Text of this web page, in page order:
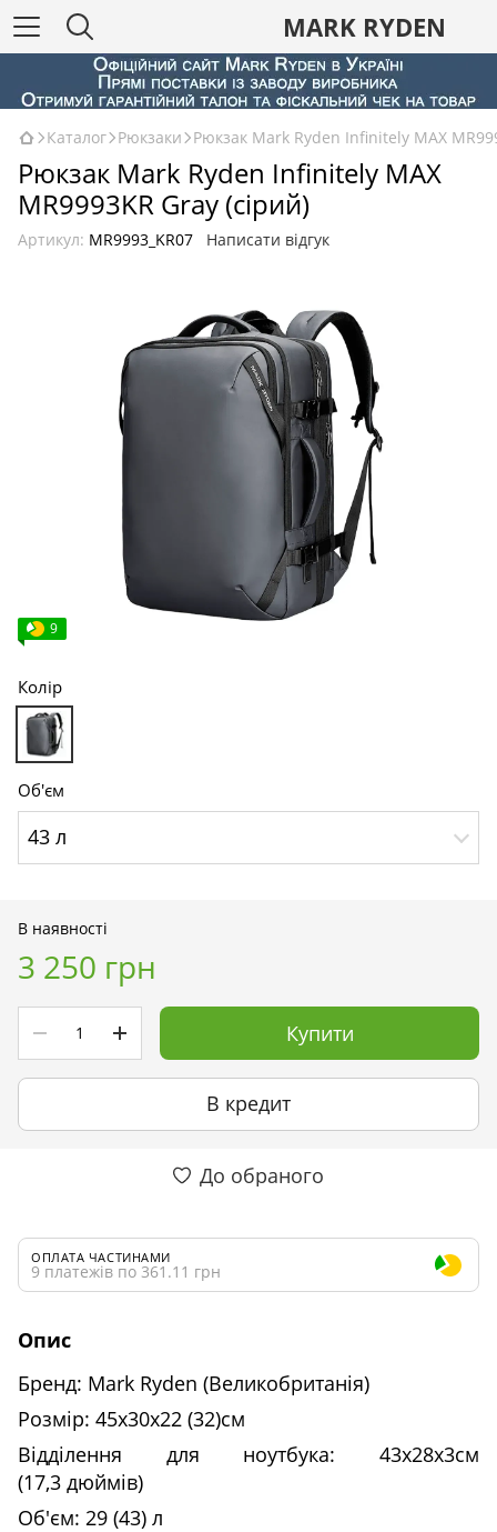
MARK RYDEN
Каталог Рюкзаки Рюкзак Mark Ryden Infinitely MAX
Рюкзак Mark Ryden Infinitely MAX
MR9993KR Gray (сірий)
Артикул: MR9993_KR07 Написати відгук
9
Колір
Об'єм
43 л
В наявності
3 250 грн
Купити
В кредит
До обраного
ОПЛАТА ЧАСТИНАМИ
9 платежів по 361.11 грн
Опис
Бренд: Mark Ryden (Великобританія)
Розмір: 45х30х22 (32)см
Відділення для ноутбука: 43х28х3см
(17,3 дюймів)
Об'єм: 29 (43) л